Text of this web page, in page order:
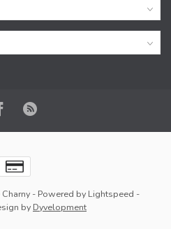
- Powered by Lightspeed -
by Dyvelopment